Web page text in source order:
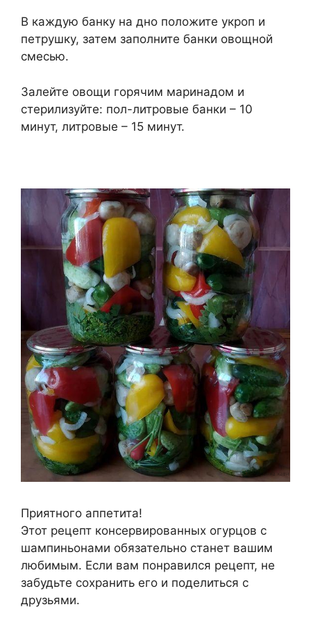
В каждую банку на дно положите укроп и
петрушку, затем заполните банки овощной
смесью.
Залейте овощи горячим маринадом и
стерилизуйте: пол-литровые банки – 10
минут, литровые – 15 минут.
Приятного аппетита!
Этот рецепт консервированных огурцов с
шампиньонами обязательно станет вашим
любимым. Если вам понравился рецепт, не
забудьте сохранить его и поделиться с
друзьями.